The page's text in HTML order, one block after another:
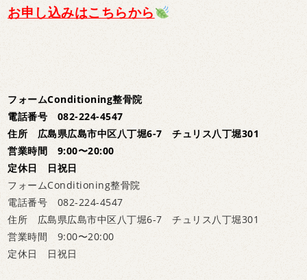
お申し込みはこちらから
フォームConditioning整骨院
電話番号 082-224-4547
住所 広島県広島市中区八丁堀6-7 チュリス八丁堀301
営業時間 9:00〜20:00
定休日 日祝日
フォームConditioning整骨院
電話番号 082-224-4547
住所 広島県広島市中区八丁堀6-7 チュリス八丁堀301
営業時間 9:00〜20:00
定休日 日祝日